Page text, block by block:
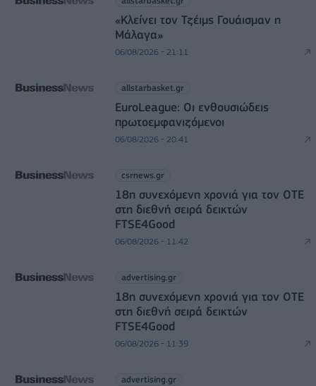
«Κλείνει τον Τζέιμς Γουάισμαν η
Μάλαγα»
06/08/2026 - 21:11
allstarbasket.gr
EuroLeague: Οι ενθουσιώδεις
πρωτοεμφανιζόμενοι
06/08/2026 - 20:41
csrnews.gr
18η συνεχόμενη χρονιά για τον ΟΤΕ
στη διεθνή σειρά δεικτών
FTSE4Good
06/08/2026 - 11:42
advertising.gr
18η συνεχόμενη χρονιά για τον ΟΤΕ
στη διεθνή σειρά δεικτών
FTSE4Good
06/08/2026 - 11:39
advertising.gr